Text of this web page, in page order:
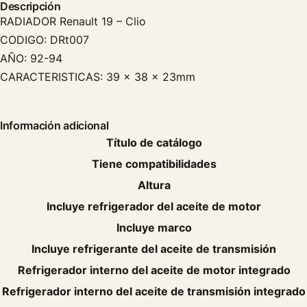
Descripción
RADIADOR Renault 19 – Clio
CODIGO: DRt007
AÑO: 92-94
CARACTERISTICAS: 39 x 38 x 23mm
Información adicional
Título de catálogo
Tiene compatibilidades
Altura
Incluye refrigerador del aceite de motor
Incluye marco
Incluye refrigerante del aceite de transmisión
Refrigerador interno del aceite de motor integrado
Refrigerador interno del aceite de transmisión integrado